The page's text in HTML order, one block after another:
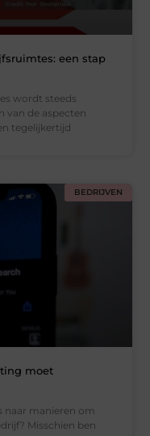
een stap
wordt steeds
van de aspecten
tegelijkertijd
BEDRIJVEN
moet
naar manieren om
Misschien ben